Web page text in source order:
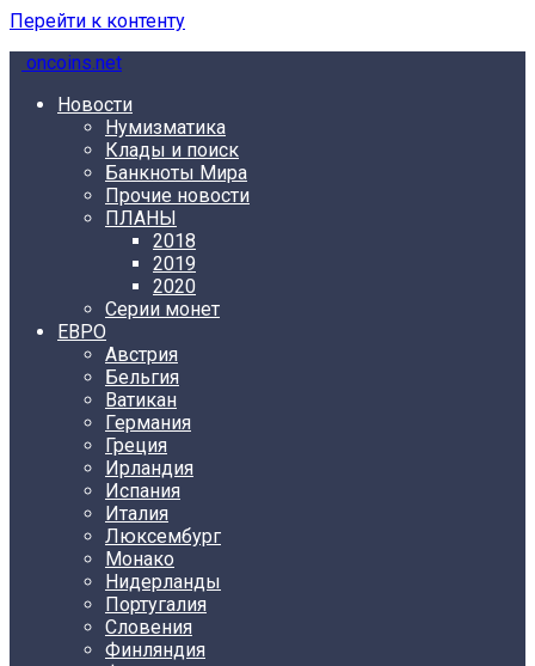
Перейти к контенту
oncoins.net
Новости
Нумизматика
Клады и поиск
Банкноты Мира
Прочие новости
ПЛАНЫ
2018
2019
2020
Серии монет
ЕВРО
Австрия
Бельгия
Ватикан
Германия
Греция
Ирландия
Испания
Италия
Люксембург
Монако
Нидерланды
Португалия
Словения
Финляндия